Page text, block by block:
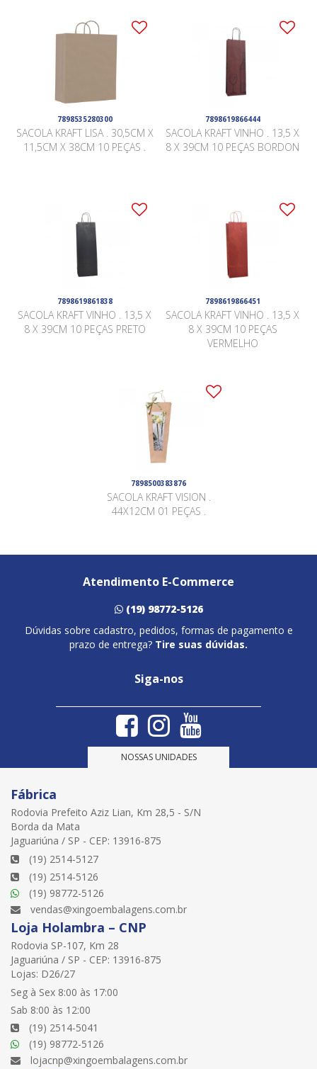
7898535280300
SACOLA KRAFT LISA . 30,5CM X
11,5CM X 38CM 10 PEÇAS .
7898619866444
SACOLA KRAFT VINHO . 13,5 X
8 X 39CM 10 PEÇAS BORDON
7898619861838
SACOLA KRAFT VINHO . 13,5 X
8 X 39CM 10 PEÇAS PRETO
7898619866451
SACOLA KRAFT VINHO . 13,5 X
8 X 39CM 10 PEÇAS
VERMELHO
7898500383876
SACOLA KRAFT VISION .
44X12CM 01 PEÇAS .
Atendimento E-Commerce
(19) 98772-5126
Dúvidas sobre cadastro, pedidos, formas de pagamento e
prazo de entrega? Tire suas dúvidas.
Siga-nos
NOSSAS UNIDADES
Fábrica
Rodovia Prefeito Aziz Lian, Km 28,5 - S/N
Borda da Mata
Jaguariúna / SP - CEP: 13916-875
(19) 2514-5127
(19) 2514-5126
(19) 98772-5126
vendas@xingoembalagens.com.br
Loja Holambra – CNP
Rodovia SP-107, Km 28
Jaguariúna / SP - CEP: 13916-875
Lojas: D26/27
Seg à Sex 8:00 às 17:00
Sab 8:00 às 12:00
(19) 2514-5041
(19) 98772-5126
lojacnp@xingoembalagens.com.br